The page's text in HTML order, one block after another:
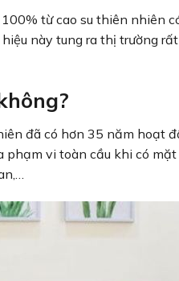
từ cao su thiên nhiên
này tung ra thị trường
đã có hơn 35 năm hoạt
phạm vi toàn cầu khi có